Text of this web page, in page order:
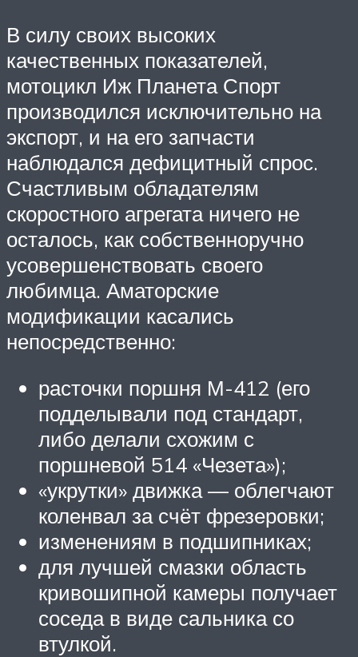
В силу своих высоких
качественных показателей,
мотоцикл Иж Планета Спорт
производился исключительно на
экспорт, и на его запчасти
наблюдался дефицитный спрос.
Счастливым обладателям
скоростного агрегата ничего не
осталось, как собственноручно
усовершенствовать своего
любимца. Аматорские
модификации касались
непосредственно:
расточки поршня М-412 (его
подделывали под стандарт,
либо делали схожим с
поршневой 514 «Чезета»);
«укрутки» движка — облегчают
коленвал за счёт фрезеровки;
изменениям в подшипниках;
для лучшей смазки область
кривошипной камеры получает
соседа в виде сальника со
втулкой.